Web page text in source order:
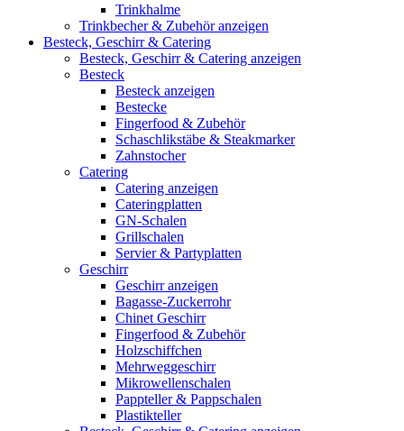
Trinkhalme
Trinkbecher & Zubehör anzeigen
Besteck, Geschirr & Catering
Besteck, Geschirr & Catering anzeigen
Besteck
Besteck anzeigen
Bestecke
Fingerfood & Zubehör
Schaschlikstäbe & Steakmarker
Zahnstocher
Catering
Catering anzeigen
Cateringplatten
GN-Schalen
Grillschalen
Servier & Partyplatten
Geschirr
Geschirr anzeigen
Bagasse-Zuckerrohr
Chinet Geschirr
Fingerfood & Zubehör
Holzschiffchen
Mehrweggeschirr
Mikrowellenschalen
Pappteller & Pappschalen
Plastikteller